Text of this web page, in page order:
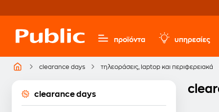
προϊόντα υπηρεσίες
clearance days τηλεοράσεις, laptop και περιφερειακά
clearance days